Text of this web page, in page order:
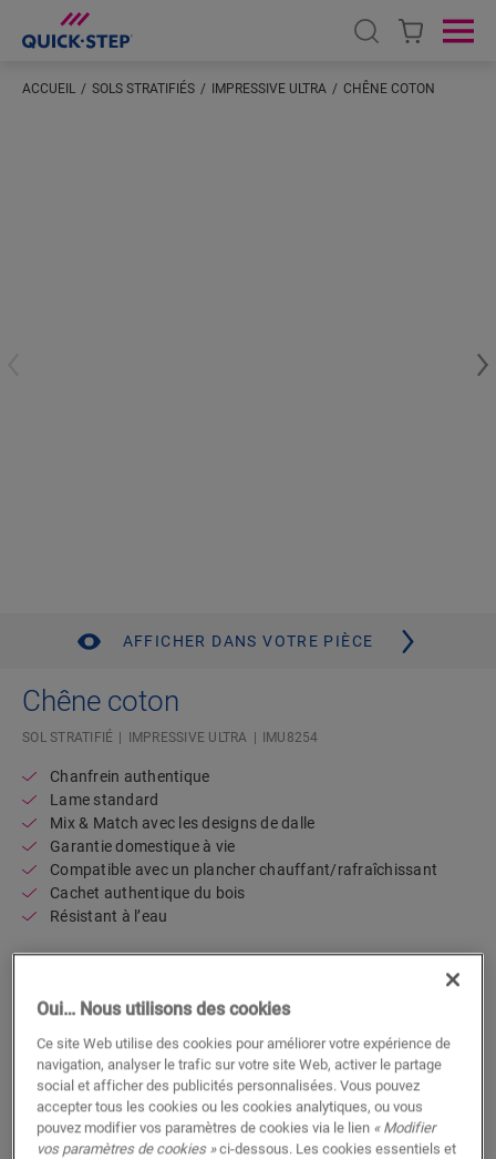
Open search
ACCUEIL SOLS STRATIFIÉS IMPRESSIVE ULTRA CHÊNE COTON
AFFICHER DANS VOTRE PIÈCE
Chêne coton
SOL STRATIFIÉ IMPRESSIVE ULTRA IMU8254
Chanfrein authentique
Lame standard
Mix & Match avec les designs de dalle
Garantie domestique à vie
Compatible avec un plancher chauffant/rafraîchissant
Cachet authentique du bois
Résistant à l’eau
Disponible en2 variantes
Trouvez un revendeur près de chez
vous
Vous brûlez d’impatience de voir ce sol en vrai ? Vous
vous posez des questions ? Il y a toujours un
revendeur Quick-Step à proximité.
Oui… Nous utilisons des cookies
Ce site Web utilise des cookies pour améliorer votre expérience de
navigation, analyser le trafic sur votre site Web, activer le partage
social et afficher des publicités personnalisées. Vous pouvez
accepter tous les cookies ou les cookies analytiques, ou vous
pouvez modifier vos paramètres de cookies via le lien « Modifier
vos paramètres de cookies »ci-dessous. Les cookies essentiels et